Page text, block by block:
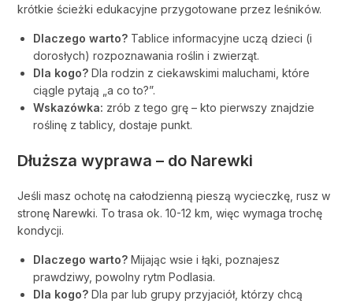
krótkie ścieżki edukacyjne przygotowane przez leśników.
Dlaczego warto? Tablice informacyjne uczą dzieci (i
dorosłych) rozpoznawania roślin i zwierząt.
Dla kogo? Dla rodzin z ciekawskimi maluchami, które
ciągle pytają „a co to?”.
Wskazówka: zrób z tego grę – kto pierwszy znajdzie
roślinę z tablicy, dostaje punkt.
Dłuższa wyprawa – do Narewki
Jeśli masz ochotę na całodzienną pieszą wycieczkę, rusz w
stronę Narewki. To trasa ok. 10-12 km, więc wymaga trochę
kondycji.
Dlaczego warto? Mijając wsie i łąki, poznajesz
prawdziwy, powolny rytm Podlasia.
Dla kogo? Dla par lub grupy przyjaciół, którzy chcą